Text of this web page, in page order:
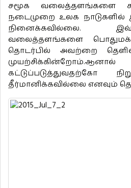
சமூக வலைத்தளங்களை
நடைமுறை உலக நாடுகளில்
நினைக்கவில்லை.
வலைத்தளங்களை
தொடர்பில் அவற்றை
கட்டுப்படுத்துவதற்கோ
தீர்மானிக்கவில்லை எனவும்